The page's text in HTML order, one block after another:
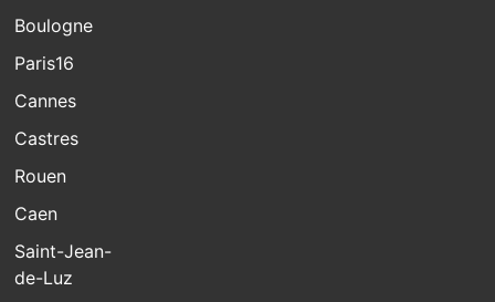
Boulogne
Paris16
Cannes
Castres
Rouen
Caen
Saint-Jean-
de-Luz